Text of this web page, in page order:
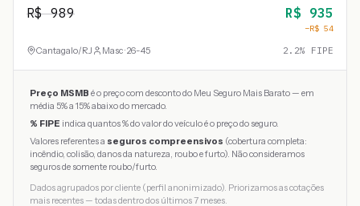
R$989 R$ 935
−R$ 54
Cantagalo/RJ Masc · 26-45 2.2% FIPE
Preço MSMB é o preço com desconto do Meu Seguro Mais Barato — em
média 5% a 15% abaixo do mercado.
% FIPE indica quantos % do valor do veículo é o preço do seguro.
Valores referentes a seguros compreensivos (cobertura completa:
incêndio, colisão, danos da natureza, roubo e furto). Não consideramos
seguros de somente roubo/furto.
Dados agrupados por cliente (perfil anonimizado). Priorizamos as cotações
mais recentes — todas dentro dos últimos 7 meses.